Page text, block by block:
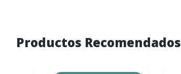
Productos Recomendados